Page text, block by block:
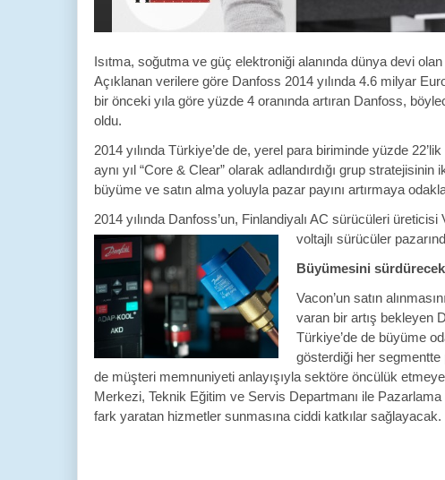
Isıtma, soğutma ve güç elektroniği alanında dünya devi
Açıklanan verilere göre Danfoss 2014 yılında 4.6 milyar
bir önceki yıla göre yüzde 4 oranında artıran Danfoss,
oldu.
2014 yılında Türkiye’de de, yerel para biriminde yüzde
aynı yıl “Core & Clear” olarak adlandırdığı grup
büyüme ve satın alma yoluyla pazar payını artırmaya
2014 yılında Danfoss’un, Finlandiyalı AC sürücüleri üreticisi
voltajlı sürücüler
Büyümesini sürdürecek
Vacon’un satın
varan bir artış bekleyen
Türkiye’de de büyüme
gösterdiği her segmentte
de müşteri memnuniyeti anlayışıyla sektöre öncülük
Merkezi, Teknik Eğitim ve Servis Departmanı ile
fark yaratan hizmetler sunmasına ciddi katkılar sağlayacak.